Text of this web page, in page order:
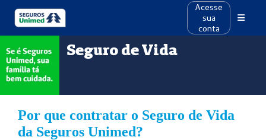
Acesse
sua
conta
Seguro de Vida
Por que contratar o Seguro de Vida
da Seguros Unimed?